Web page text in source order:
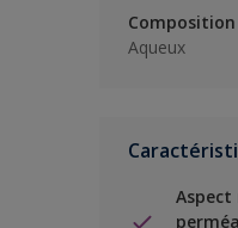
Composition
Aqueux